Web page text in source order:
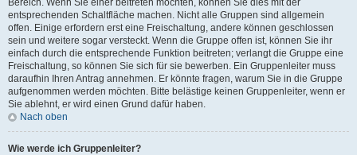
Bereich. Wenn Sie einer beitreten möchten, können Sie dies mit der
entsprechenden Schaltfläche machen. Nicht alle Gruppen sind allgemein
offen. Einige erfordern erst eine Freischaltung, andere können geschlossen
sein und weitere sogar versteckt. Wenn die Gruppe offen ist, können Sie ihr
einfach durch die entsprechende Funktion beitreten; verlangt die Gruppe eine
Freischaltung, so können Sie sich für sie bewerben. Ein Gruppenleiter muss
daraufhin Ihren Antrag annehmen. Er könnte fragen, warum Sie in die Gruppe
aufgenommen werden möchten. Bitte belästige keinen Gruppenleiter, wenn er
Sie ablehnt, er wird einen Grund dafür haben.
Nach oben
Wie werde ich Gruppenleiter?